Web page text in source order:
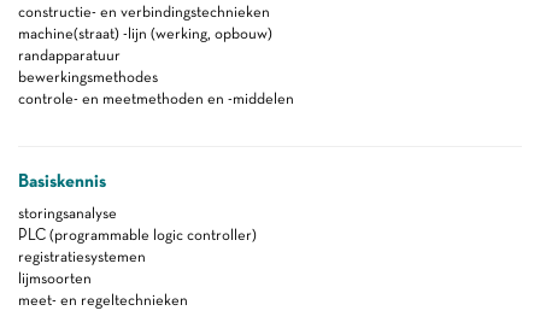
constructie- en verbindingstechnieken
machine(straat) -lijn (werking, opbouw)
randapparatuur
bewerkingsmethodes
controle- en meetmethoden en -middelen
Basiskennis
storingsanalyse
PLC (programmable logic controller)
registratiesystemen
lijmsoorten
meet- en regeltechnieken